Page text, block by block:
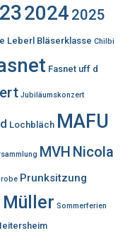
2024 2025
Leberl Bläserklasse Chilbi
Fasnet uff d
Jubiläumskonzert
Lochbläch MAFU
MVH Nicola
Prunksitzung
Müller Sommerferien